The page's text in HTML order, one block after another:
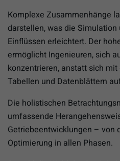
Komplexe Zusammenhänge
darstellen, was die
Einflüssen erleichtert. Der
ermöglicht Ingenieuren, sich
konzentrieren, anstatt sich
Tabellen und Datenblättern
Die holistischen
umfassende
Getriebeentwicklungen – von
Optimierung in allen Phasen.